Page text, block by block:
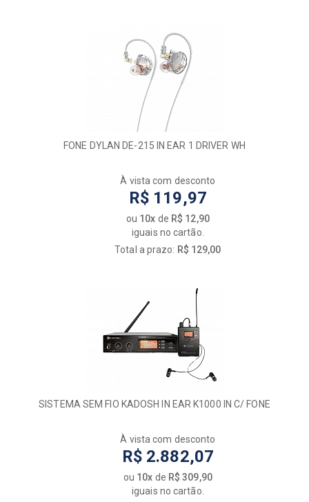
FONE DYLAN DE-215 IN EAR 1 DRIVER WH
À vista com desconto
R$ 119,97
ou 10x de R$ 12,90
iguais no cartão.
Total a prazo: R$ 129,00
SISTEMA SEM FIO KADOSH IN EAR K1000 IN C/ FONE
À vista com desconto
R$ 2.882,07
ou 10x de R$ 309,90
iguais no cartão.